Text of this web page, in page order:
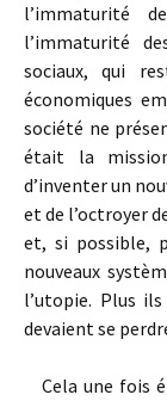
l’immaturité
l’immaturité
sociaux, qui
économiques
société ne
était la
d’inventer un
et de l’octroyer
et, si possible,
nouveaux
l’utopie. Plus
devaient se
Cela une fois